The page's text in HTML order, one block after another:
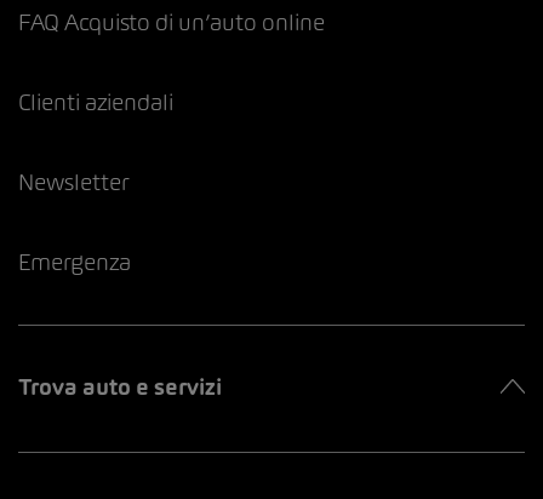
FAQ Acquisto di un’auto online
Clienti aziendali
Newsletter
Emergenza
Trova auto e servizi